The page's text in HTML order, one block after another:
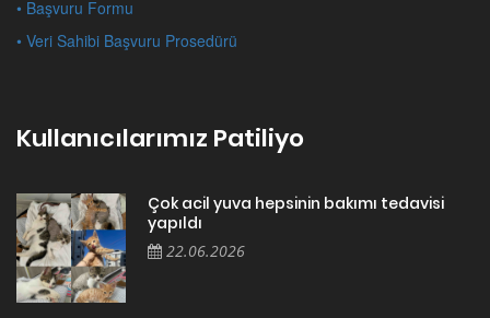
• Başvuru Formu
• Veri Sahibi Başvuru Prosedürü
Kullanıcılarımız Patiliyo
Çok acil yuva hepsinin bakımı tedavisi
yapıldı
22.06.2026